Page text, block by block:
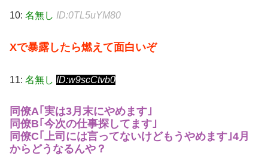
10: 名無し ID:0TL5uYM80
Xで暴露したら燃えて面白いぞ
11: 名無し ID:w9scCtvb0
同僚A｢実は3月末にやめます｣
同僚B｢今次の仕事探してます｣
同僚C｢上司には言ってないけどもうやめます｣4月
からどうなるんや？